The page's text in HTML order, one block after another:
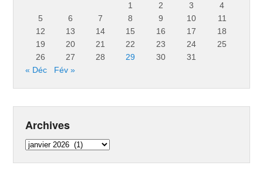
1
2 3
4
5
6 7 8 9 10
11
12
13 14 15 16 17
18
19
20 21 22 23 24
25
26
27 28 29 30
31
« Déc
Fév »
Archives
Archives